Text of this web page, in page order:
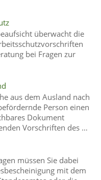
überwacht die
bei Fragen zur
aus dem Ausland nach
Person einen
Dokument
Vorschriften des …
müssen Sie dabei
mit dem